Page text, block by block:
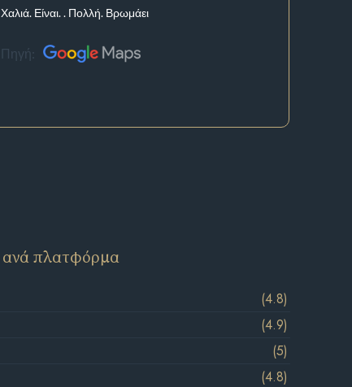
Χαλιά. Είναι. . Πολλή. Βρωμάει
Πηγή:
ανά πλατφόρμα
(4.8)
(4.9)
(5)
(4.8)